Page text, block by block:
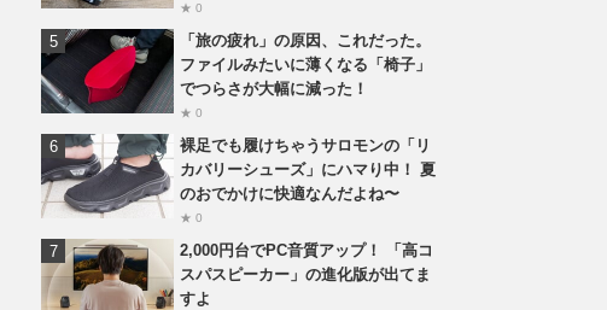
★ 0
「旅の疲れ」の原因、これだった。
ファイルみたいに薄くなる「椅子」
でつらさが大幅に減った！
★ 0
裸足でも履けちゃうサロモンの「リ
カバリーシューズ」にハマり中！ 夏
のおでかけに快適なんだよね〜
★ 0
2,000円台でPC音質アップ！ 「高コ
スパスピーカー」の進化版が出てま
すよ